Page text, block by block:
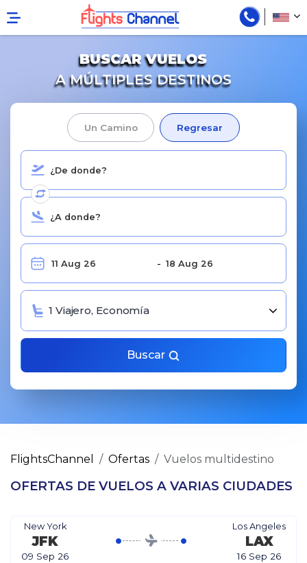
BUSCAR VUELOS
A MÚLTIPLES DESTINOS
Un Camino Regresar
1 Viajero, Economía
Buscar
FlightsChannel Ofertas Vuelos multidestino
OFERTAS DE VUELOS A VARIAS CIUDADES
New York
JFK
09 Sep 26
Los Angeles
LAX
16 Sep 26